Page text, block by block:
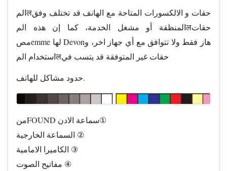
المलحقات و الالكسورات المتاحة مع الهانف قد تختلف وفق
المنظقة أو مشغل الخدمة، كما إن هذه المलحقات
مصemme لها Devonهاز فقط ولا تتوافق مع أي جهاز اخر، و
استخدام المलحقات غير المتوفقة قد يتسب في
حدود مشاكل للهاتف.
منFOUND سماعة الادن①
السماعة الخارجية ②
الكاميرا الامامية ③
مفاتيح الصوت ④